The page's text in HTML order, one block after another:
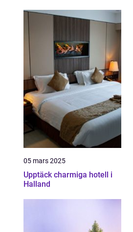
05 mars 2025
Upptäck charmiga hotell i
Halland